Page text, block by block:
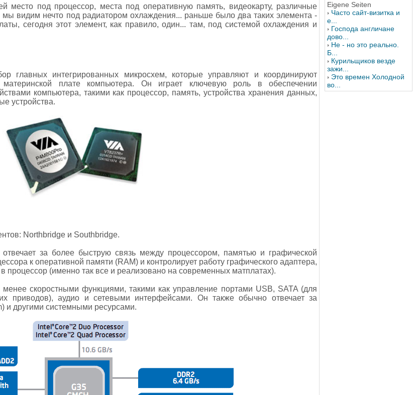
место под процессор, места под оперативную память, видеокарту, различные
видим нечто под радиатором охлаждения... раньше было два таких элемента -
сегодня этот элемент, как правило, один... там, под системой охлаждения и
главных интегрированных микросхем, которые управляют и координируют
плате компьютера. Он играет ключевую роль в обеспечении
компьютера, такими как процессор, память, устройства хранения данных,
устройства.
Northbridge и Southbridge.
за более быструю связь между процессором, памятью и графической
к оперативной памяти (RAM) и контролирует работу графического адаптера,
процессор (именно так все и реализовано на современных матплатах).
скоростными функциями, такими как управление портами USB, SATA (для
приводов), аудио и сетевыми интерфейсами. Он также обычно отвечает за
и другими системными ресурсами.
Eigene Seiten
Часто сайт-визитка и
е...
Господа англичане
дово...
Не - но это реально.
Б...
Курильщиков везде
зажи...
Это времен Холодной
во...